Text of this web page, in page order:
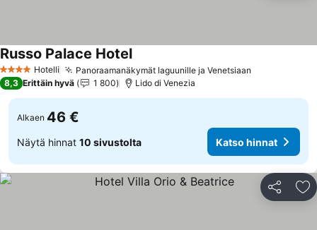
4 Tähtiluokitus
Hotelli Panoraamanäkymät laguunille ja Venetsiaan
Russo Palace HotelKatso hinnat
8,3 Erittäin hyvä 1 800 Lido di Venezia
Alkaen 46 €
Näytä hinnat 10 sivustolta Katso hinnat
Jaa